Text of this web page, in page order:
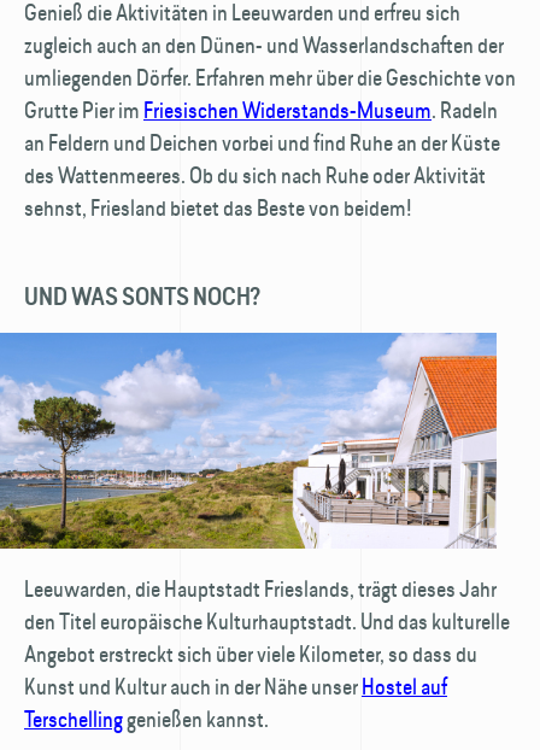
Genieß die Aktivitäten in Leeuwarden und erfreu sich
zugleich auch an den Dünen- und Wasser­landschaften der
umliegenden Dörfer. Erfahren mehr über die Geschichte von
Grutte Pier im Friesischen Wider­stands-Museum. Radeln
an Feldern und Deichen vorbei und find Ruhe an der Küste
des Wattenmeeres. Ob du sich nach Ruhe oder Aktivität
sehnst, Friesland bietet das Beste von beidem!
UND WAS SONTS NOCH?
Leeuwarden, die Hauptstadt Frieslands, trägt dieses Jahr
den Titel europäische Kultur­hauptstadt. Und das kulturelle
Angebot erstreckt sich über viele Kilometer, so dass du
Kunst und Kultur auch in der Nähe unserHostel auf
Terschellinggenießen kannst.